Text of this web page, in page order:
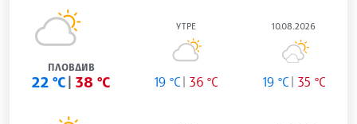
ПЛОВДИВ
22 °C 38 °C
УТРЕ
19 °C 36 °C
10.08.2026
19 °C 35 °C